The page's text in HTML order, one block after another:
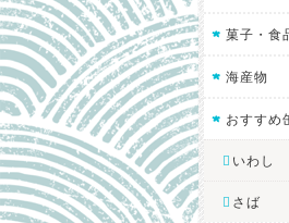
菓子・食
海産物
おすすめ
いわし
さば